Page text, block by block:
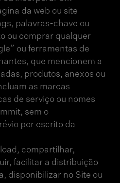
da web ou site
palavras-chave ou
ou comprar qualquer
ou ferramentas de
que mencionem a
produtos, anexos ou
as marcas
de serviço ou nomes
sem o
por escrito da
compartilhar,
facilitar a distribuição
disponibilizar no Site ou